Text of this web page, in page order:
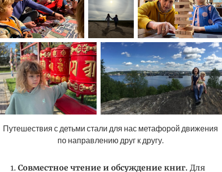
Путешествия с детьми стали для нас метафорой движения
по направлению друг к другу.
Совместное чтение и обсуждение книг. Для